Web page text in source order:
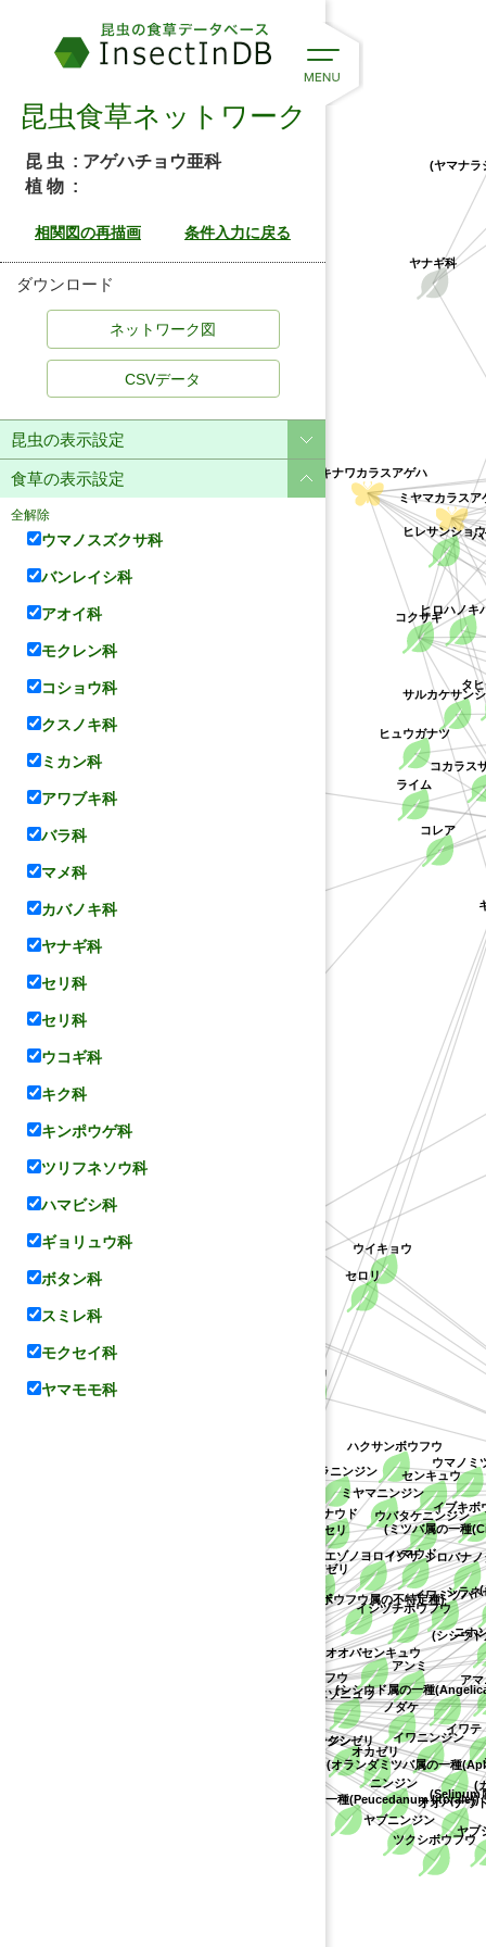
コクサギ
コカラス
ミヤマカラスア
ヒロハノキハ
(ミヤマセンキュウ属の不特定種)
(アメリカボウフウ属の不特定種)イワミツバ
ド
アンミ
ニホン
イワテ
エゾノヨロイグサ
ノダケ
シロバナノ
アマ
オオバセンキュウ
(シシウド
イワニンジン
ハマウド
ツクシゼリ
シラネ
イシヅチボウフウ
(シシウド属の一種
ウバタケニンジン
エゾニュウ
(オランダミツバ属の一種
セロリ
(ヒメウイキョウ属の一種(Carum holopetalum))
オカゼリ
センキュウ
ンジン
(ミツバ属の一種
マツバゼリ
ニンジン
ウイキョウ
オオハナウド
ハナウド
イブキボ
ヤブニンジン
ミヤマニンジン
イタリアンパセリ
(カワラボウフウ属の一種(Peucedanum litorale))
ハクサンボウフウ
(カ
カワラボウフウ
(ミ
ツクシボウフウ
シムラニンジン
ウマノミ
(Selinum属
ヒカゲミツバ
シラネニンジン
ヤブジ
オキナワカラスアゲハ
ヒレサンショ
サルカケサン
ライム
タ
ヒュウガナツ
コレア
シルバージャスミン
montanus))
昆虫食草ネットワーク
昆 虫 : アゲハチョウ亜科
植 物 :
ダウンロード
CSVデータ
昆虫の表示設定
食草の表示設定
全解除
ウマノスズクサ科
バンレイシ科
アオイ科
モクレン科
コショウ科
クスノキ科
ミカン科
アワブキ科
バラ科
マメ科
カバノキ科
ヤナギ科
セリ科
セリ科
ウコギ科
キク科
キンポウゲ科
ツリフネソウ科
ハマビシ科
ギョリュウ科
ボタン科
スミレ科
モクセイ科
ヤマモモ科